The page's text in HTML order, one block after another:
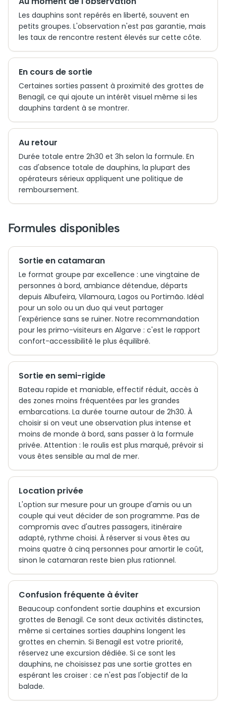
Les dauphins sont repérés en liberté, souvent en
petits groupes. L'observation n'est pas garantie, mais
les taux de rencontre restent élevés sur cette côte.
En cours de sortie
Certaines sorties passent à proximité des grottes de
Benagil, ce qui ajoute un intérêt visuel même si les
dauphins tardent à se montrer.
Au retour
Durée totale entre 2h30 et 3h selon la formule. En
cas d'absence totale de dauphins, la plupart des
opérateurs sérieux appliquent une politique de
remboursement.
Formules disponibles
Sortie en catamaran
Le format groupe par excellence : une vingtaine de
personnes à bord, ambiance détendue, départs
depuis Albufeira, Vilamoura, Lagos ou Portimão. Idéal
pour un solo ou un duo qui veut partager
l'expérience sans se ruiner. Notre recommandation
pour les primo-visiteurs en Algarve : c'est le rapport
confort-accessibilité le plus équilibré.
Sortie en semi-rigide
Bateau rapide et maniable, effectif réduit, accès à
des zones moins fréquentées par les grandes
embarcations. La durée tourne autour de 2h30. À
choisir si on veut une observation plus intense et
moins de monde à bord, sans passer à la formule
privée. Attention : le roulis est plus marqué, prévoir si
vous êtes sensible au mal de mer.
Location privée
L'option sur mesure pour un groupe d'amis ou un
couple qui veut décider de son programme. Pas de
compromis avec d'autres passagers, itinéraire
adapté, rythme choisi. À réserver si vous êtes au
moins quatre à cinq personnes pour amortir le coût,
sinon le catamaran reste bien plus rationnel.
Confusion fréquente à éviter
Beaucoup confondent sortie dauphins et excursion
grottes de Benagil. Ce sont deux activités distinctes,
même si certaines sorties dauphins longent les
grottes en chemin. Si Benagil est votre priorité,
réservez une excursion dédiée. Si ce sont les
dauphins, ne choisissez pas une sortie grottes en
espérant les croiser : ce n'est pas l'objectif de la
balade.